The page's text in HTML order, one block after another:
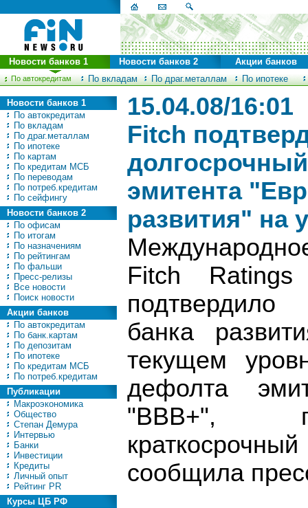
По автокредитам По вкладам По драг.металлам По ипотеке
Новости банков 1 Новости банков 2 Акции банков
Новости банков 1
По автокредитам
По вкладам
По драг.металлам
По ипотеке
По картам
По кредитам МСБ
По переводам
По потреб.кредитам
По сейфингу
Новости банков 2
По офисам
По итогам
По назначениям
По рейтингам
По фальши
Пресс-релизы
Все новости
Поиск новости
Акции банков
По автокредитам
По банк.картам
По депозитам
По ипотеке
По кредитам МСБ
По потреб.кредитам
Публикации
Макроэкономика
Общество
Степан Демура
Интервью
Банки
Инвестиции
Кредиты
Личный опыт
Рейтинг PR
Курсы ЦБ РФ
15.04.08/16:01
Fitch
эмитента
развития" на
Fitch
подтвердило
банка
текущем
дефолта
"BBB+",
сообщила